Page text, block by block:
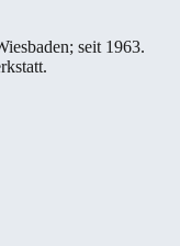
seit 1963.